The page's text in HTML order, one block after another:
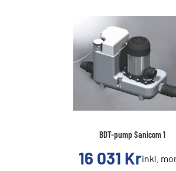
BDT-pump Sanicom 1
16 031 Krinkl.